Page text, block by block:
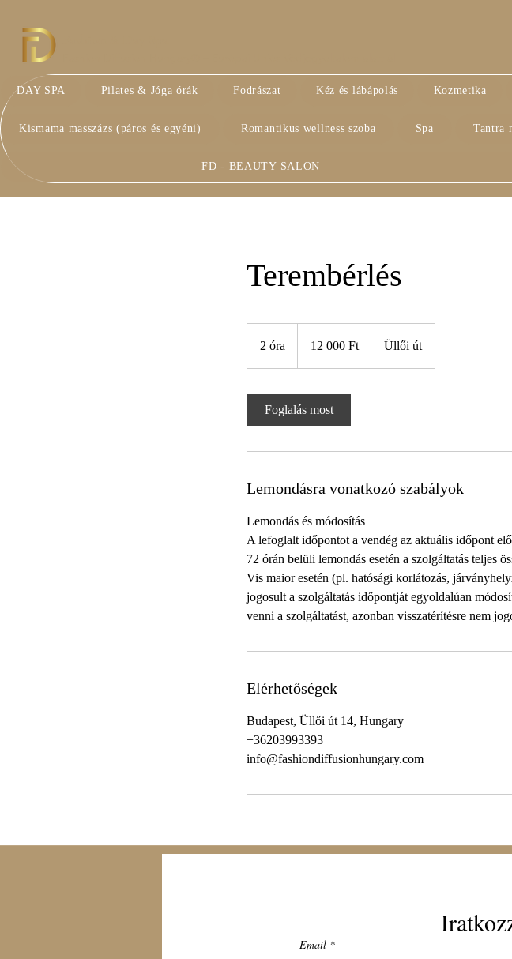
DAY SPA Pilates & Jóga órák Fodrászat Kéz és lábápolás Kozmetika
Kismama masszázs (páros és egyéni) Romantikus wellness szoba Spa Tantra
FD - BEAUTY SALON
Terembérlés
2 óra
a
forint12 000 Ft Üllői út
Foglalás most
Lemondásra vonatkozó szabályok
Lemondás és módosítás
A lefoglalt időpontot a vendég az aktuális időpont
72 órán belüli lemondás esetén a szolgáltatás teljes
Vis maior esetén (pl. hatósági korlátozás,
jogosult a szolgáltatás időpontját egyoldalúan
venni a szolgáltatást, azonban visszatérítésre nem
Elérhetőségek
Budapest, Üllői út 14, Hungary
+36203993393
info@fashiondiffusionhungary.com
Email